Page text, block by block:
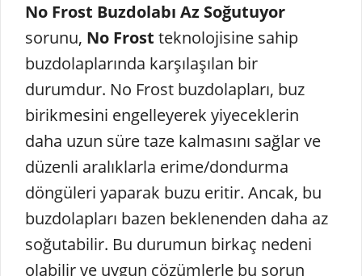
No Frost Buzdolabı Az Soğutuyor
sorunu, No Frost teknolojisine sahip
buzdolaplarında karşılaşılan bir
durumdur. No Frost buzdolapları, buz
birikmesini engelleyerek yiyeceklerin
daha uzun süre taze kalmasını sağlar ve
düzenli aralıklarla erime/dondurma
döngüleri yaparak buzu eritir. Ancak, bu
buzdolapları bazen beklenenden daha az
soğutabilir. Bu durumun birkaç nedeni
olabilir ve uygun çözümlerle bu sorun